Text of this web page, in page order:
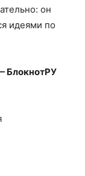
он
идеями по
БлокнотРУ